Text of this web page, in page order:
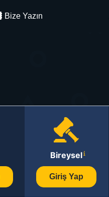
Bize Yazın
Bireysel
Giriş Yap